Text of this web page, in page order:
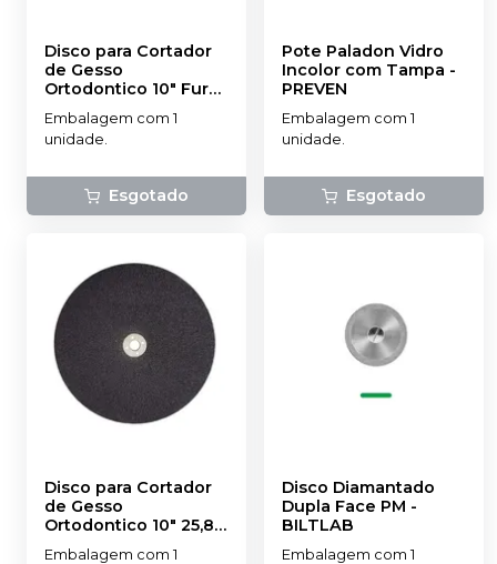
Disco para Cortador
de Gesso
Ortodontico 10" Furo
5/8
NOVA OGP
Embalagem com 1
unidade.
Esgotado
Pote Paladon Vidro
Incolor com Tampa -
PREVEN
Embalagem com 1
unidade.
Esgotado
Disco para Cortador
de Gesso
Ortodontico 10" 25,8-
NOVA OGP
Embalagem com 1
Disco Diamantado
Dupla Face PM -
BILTLAB
Embalagem com 1